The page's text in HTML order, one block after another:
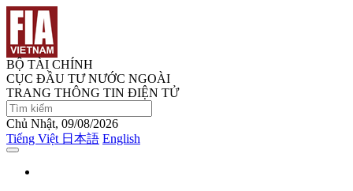
BỘ TÀI CHÍNH
CỤC ĐẦU TƯ NƯỚC NGOÀI
TRANG THÔNG TIN ĐIỆN TỬ
Chủ Nhật, 09/08/2026
Tiếng Việt 日本語 English